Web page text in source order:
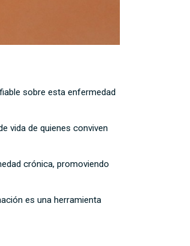
sobre esta enfermedad
vida de quienes conviven
crónica, promoviendo
es una herramienta